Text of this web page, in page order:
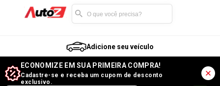
Adicione seu veículo
ECONOMIZE EM SUA PRIMEIRA COMPRA!
Cadastre-se e receba um cupom de desconto
exclusivo.